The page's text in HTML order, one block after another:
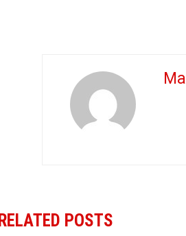
RELATED POSTS